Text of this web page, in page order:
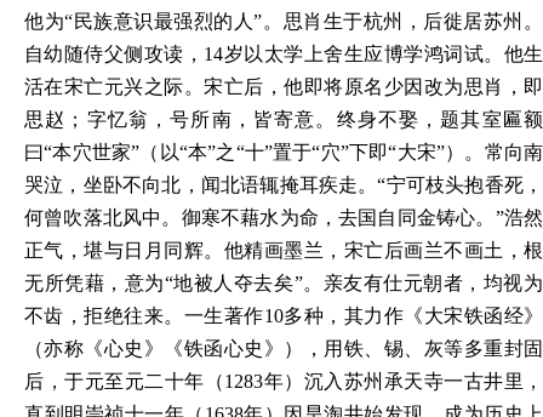
他为“民族意识最强烈的人”。思肖生于杭州，后徙居苏州。
自幼随侍父侧攻读，14岁以太学上舍生应博学鸿词试。他生
活在宋亡元兴之际。宋亡后，他即将原名少因改为思肖，即
思赵；字忆翁，号所南，皆寄意。终身不娶，题其室匾额
曰“本穴世家”（以“本”之“十”置于“穴”下即“大宋”）。常向南
哭泣，坐卧不向北，闻北语辄掩耳疾走。“宁可枝头抱香死，
何曾吹落北风中。御寒不藉水为命，去国自同金铸心。”浩然
正气，堪与日月同辉。他精画墨兰，宋亡后画兰不画土，根
无所凭藉，意为“地被人夺去矣”。亲友有仕元朝者，均视为
不齿，拒绝往来。一生著作10多种，其力作《大宋铁函经》
（亦称《心史》《铁函心史》），用铁、锡、灰等多重封固
后，于元至元二十年（1283年）沉入苏州承天寺一古井里，